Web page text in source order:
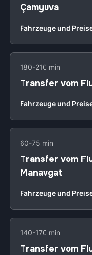
Çamyuva
Fahrzeuge und
180-210 min
Transfer vom
Fahrzeuge und
60-75 min
Transfer vom
Manavgat
Fahrzeuge und
140-170 min
Transfer vom